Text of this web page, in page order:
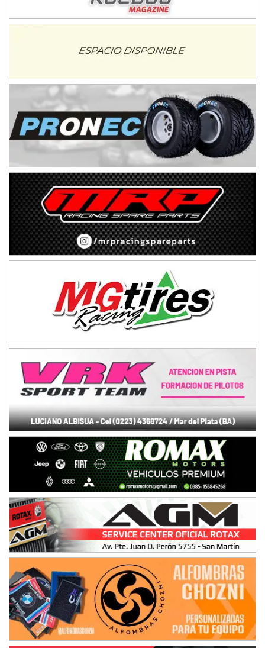
NORESTE SANTAFESINO - F6
Rufino (Santa Fe)
TUCUMANO - F5
Juan Navarro (Asfalto)
El Timbó (Tucumán)